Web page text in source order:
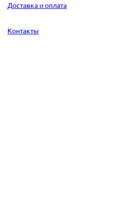
Доставка и оплата
Контакты